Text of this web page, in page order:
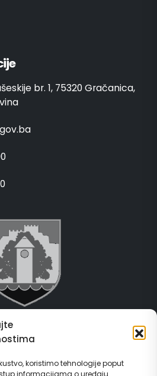
koristimo tehnologije poput
br. 1, 75320 Gračanica,
Gračanica